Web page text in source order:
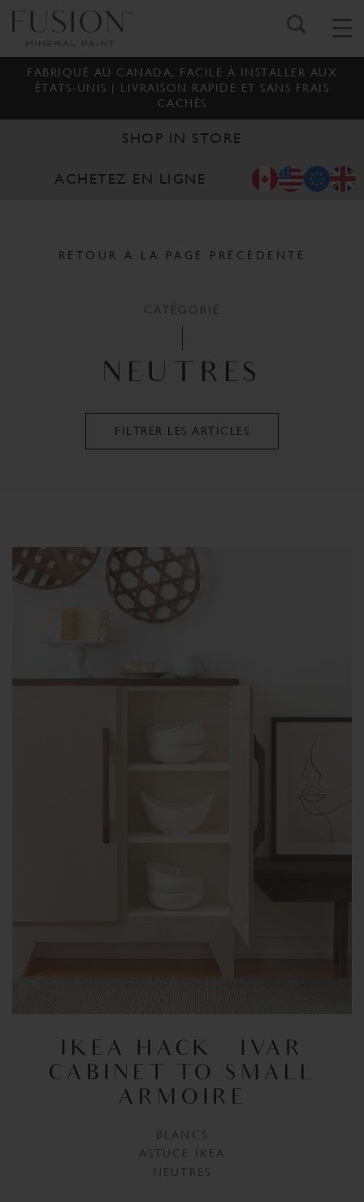
FABRIQUÉ AU CANADA, FACILE À INSTALLER AUX
ÉTATS-UNIS | LIVRAISON RAPIDE ET SANS FRAIS
CACHÉS
SHOP IN STORE
ACHETEZ EN LIGNE
RETOUR À LA PAGE PRÉCÉDENTE
CATÉGORIE
NEUTRES
FILTRER LES ARTICLES
IKEA HACK – IVAR
CABINET TO SMALL
ARMOIRE
BLANCS
ASTUCE IKEA
NEUTRES